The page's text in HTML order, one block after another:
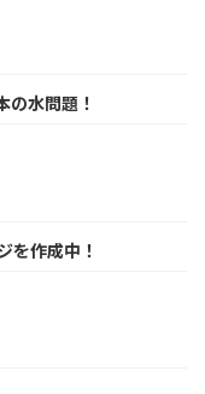
の水問題！
を作成中！